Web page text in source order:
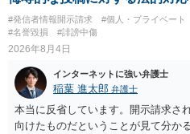
#発信者情報開示請求 #個人・プライベート
#名誉毀損
#誹謗中傷
2026年8月4日
インターネットに強い弁護士
稲葉 進太郎 弁護士
本当に反省しています。開示請求さ
向けたものだということが見て分か